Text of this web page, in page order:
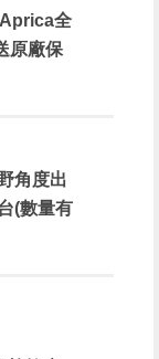
Aprica全
原廠保
角度出
(數量有